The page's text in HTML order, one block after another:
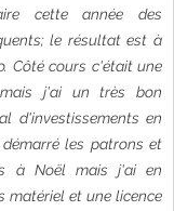
cette année des
le résultat est à
Côté cours c'était une
j'ai un très bon
d'investissements en
les patrons et
à Noël mais j'ai en
matériel et une licence